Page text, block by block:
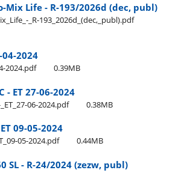
Mix Life - R-193/2026d (dec, publ)
​_R-193​_2026d​_(dec,​_publ).pdf
2024
2024.pdf 0.39MB
- ET 27-06-2024
06-2024.pdf 0.38MB
09-05-2024
05-2024.pdf 0.44MB
SL - R-24/2024 (zezw, publ)